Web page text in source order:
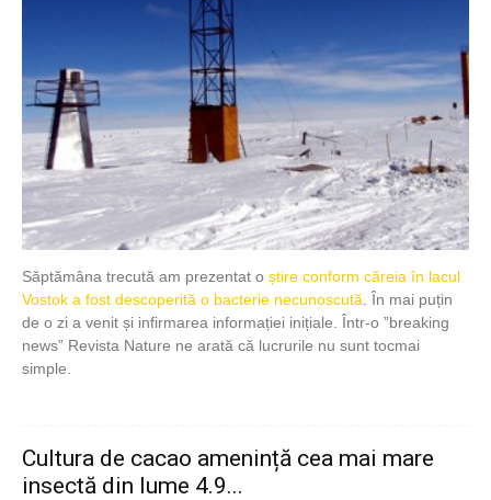
Săptămâna trecută am prezentat o știre conform căreia în lacul
Vostok a fost descoperită o bacterie necunoscută . În mai puțin
de o zi a venit și infirmarea informației inițiale. Într-o ”breaking
news” Revista Nature ne arată că lucrurile nu sunt tocmai
simple.
Cultura de cacao amenință cea mai mare
insectă din lume 4.9...